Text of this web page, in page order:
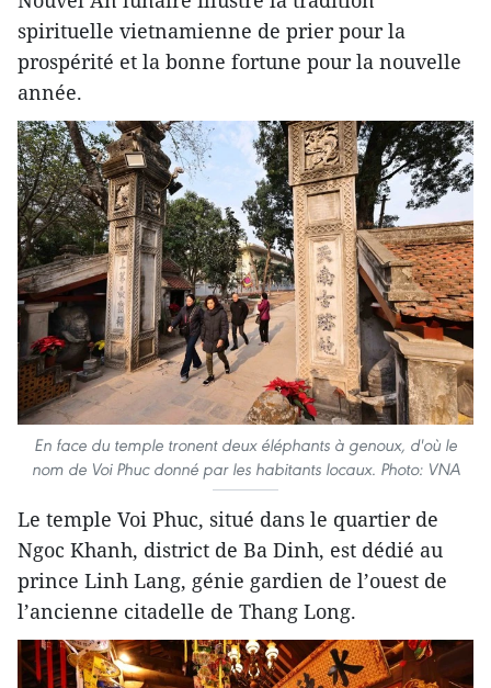
spirituelle vietnamienne de prier pour la
prospérité et la bonne fortune pour la nouvelle
année.
En face du temple tronent deux éléphants à genoux, d'où le
nom de Voi Phuc donné par les habitants locaux. Photo: VNA
Le temple Voi Phuc, situé dans le quartier de
Ngoc Khanh, district de Ba Dinh, est dédié au
prince Linh Lang, génie gardien de l’ouest de
l’ancienne citadelle de Thang Long.